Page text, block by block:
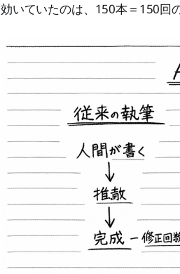
効いていたのは、150本＝150回